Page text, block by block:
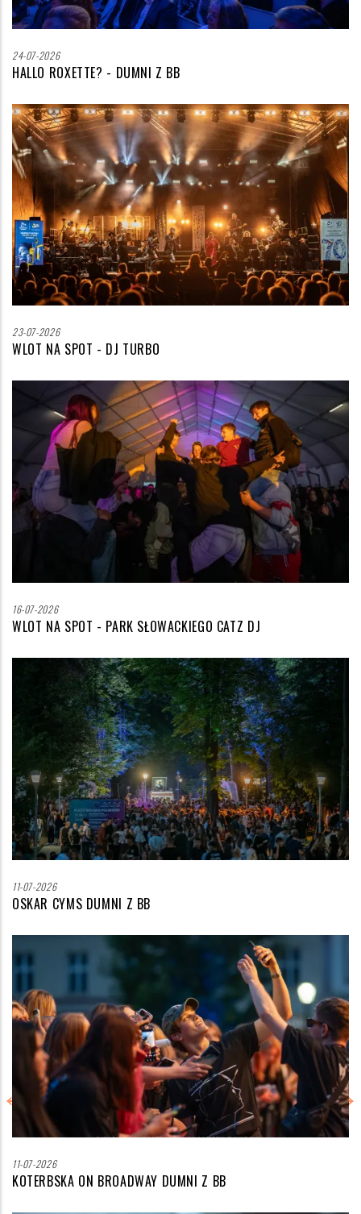
24-07-2026
HALLO ROXETTE? - DUMNI Z BB
Zdjęcie
wyróżniające
23-07-2026
WLOT NA SPOT - DJ TURBO
wyróżniające
16-07-2026
WLOT NA SPOT - PARK SŁOWACKIEGO CATZ DJ
Zdjęcie
wyróżniające
11-07-2026
OSKAR CYMS DUMNI Z BB
wyróżniające
11-07-2026
KOTERBSKA ON BROADWAY DUMNI Z BB